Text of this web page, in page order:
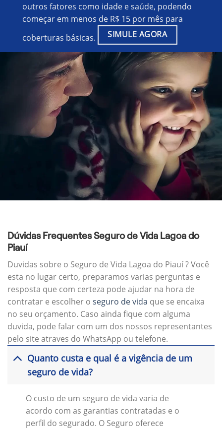
outros fatores como idade e saúde, podendo
começar em menos de R$ 15 por mês para
coberturas básicas.
SIMULE AGORA
Dúvidas Frequentes Seguro de Vida Lagoa do
Piauí
Duvidas sobre o Seguro de Vida Lagoa do Piauí ? Você
esta no lugar certo, preparamos varias perguntas e
resposta que com certeza pode ajudar na hora de
contratar e escolher o seguro de vida que se encaixa
no seu orçamento. Caso ainda fique com alguma
duvida, pode falar com um dos nossos representantes
pelo site atraves do WhatsApp ou telefone.
Quanto custa e qual é a vigência de um
seguro de vida?
O custo de um seguro de vida varia de
acordo com as garantias contratadas e o
perfil do segurado. O Seguro oferece